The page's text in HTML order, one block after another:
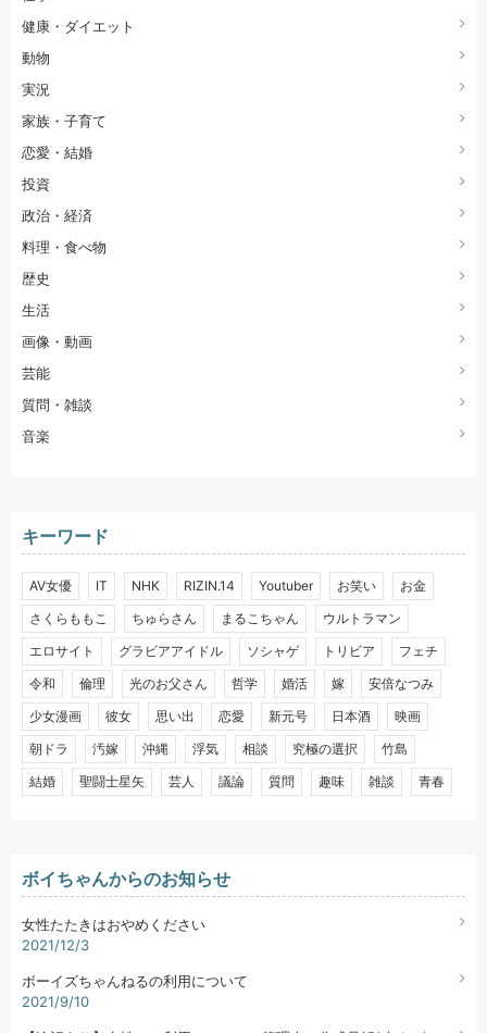
健康・ダイエット
動物
実況
家族・子育て
恋愛・結婚
投資
政治・経済
料理・食べ物
歴史
生活
画像・動画
芸能
質問・雑談
音楽
キーワード
AV女優 IT NHK RIZIN.14 Youtuber お笑い
お金
さくらももこ
ちゅらさん まるこちゃん
ウルトラマン
エロサイト
グラビアアイドル ソシャゲ トリビア
フェチ
令和
倫理 光のお父さん 哲学 婚活 嫁
安倍なつみ
少女漫画
彼女 思い出 恋愛 新元号 日本酒
映画
朝ドラ
汚嫁 沖縄 浮気 相談 究極の選択
竹島
結婚
聖闘士星矢 芸人 議論 質問 趣味 雑談 青春
ボイちゃんからのお知らせ
女性たたきはおやめください
2021/12/3
ボーイズちゃんねるの利用について
2021/9/10